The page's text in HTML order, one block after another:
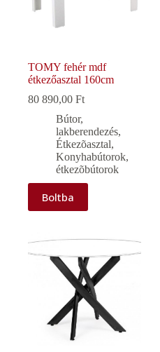
TOMY fehér mdf
étkezőasztal 160cm
80 890,00 Ft
Bútor,
lakberendezés,
Étkezõasztal,
Konyhabútorok,
étkezõbútorok
Boltba